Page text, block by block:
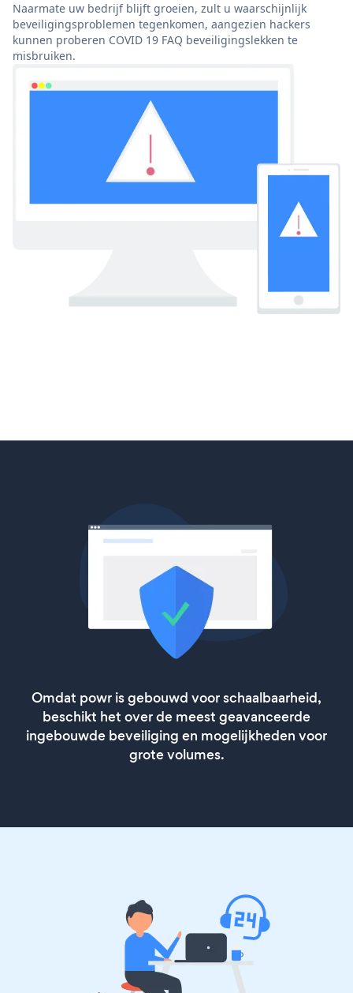
Naarmate uw bedrijf blijft groeien, zult u waarschijnlijk
beveiligingsproblemen tegenkomen, aangezien hackers
kunnen proberen COVID 19 FAQ beveiligingslekken te
misbruiken.
Omdat powr is gebouwd voor schaalbaarheid,
beschikt het over de meest geavanceerde
ingebouwde beveiliging en mogelijkheden voor
grote volumes.